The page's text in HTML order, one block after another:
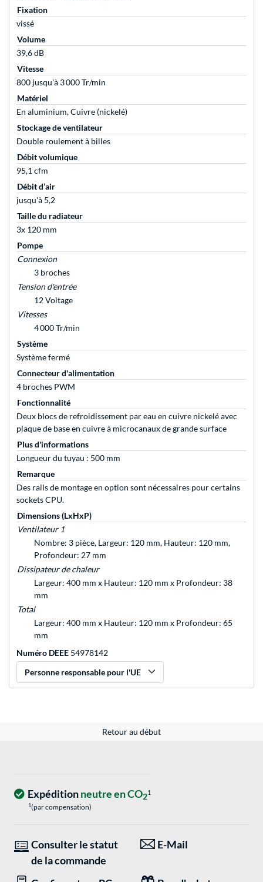
Fixation
vissé
Volume
39,6 dB
Vitesse
800 jusqu'à 3 000 Tr/min
Matériel
En aluminium, Cuivre (nickelé)
Stockage de ventilateur
Double roulement à billes
Débit volumique
95,1 cfm
Débit d’air
jusqu'à 5,2
Taille du radiateur
3x 120 mm
Pompe
Connexion
3 broches
Tension d'entrée
12 Voltage
Vitesses
4 000 Tr/min
Système
Système fermé
Connecteur d'alimentation
4 broches PWM
Fonctionnalité
Deux blocs de refroidissement par eau en cuivre nickelé avec
plaque de base en cuivre à microcanaux de grande surface
Plus d'informations
Longueur du tuyau : 500 mm
Remarque
Des rails de montage en option sont nécessaires pour certains
sockets CPU.
Dimensions (LxHxP)
Ventilateur 1
Nombre: 3 pièce, Largeur: 120 mm, Hauteur: 120 mm,
Profondeur: 27 mm
Dissipateur de chaleur
Largeur: 400 mm x Hauteur: 120 mm x Profondeur: 38
mm
Total
Largeur: 400 mm x Hauteur: 120 mm x Profondeur: 65
mm
Numéro DEEE 54978142
Personne responsable pour l'UE
Retour au début
Expéditionneutre en CO21
1(par compensation)
Consulter le statut
de la commande
E-Mail